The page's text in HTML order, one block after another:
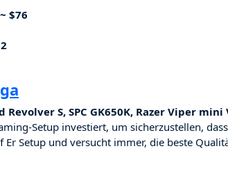
~ $76
S, SPC GK650K, Razer Viper mini
Setup investiert, um sicherzustellen,
Setup und versucht immer, die beste